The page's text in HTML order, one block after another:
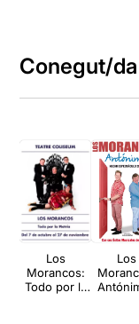
Conegut/
Los
Morancos:
Todo por la
Los